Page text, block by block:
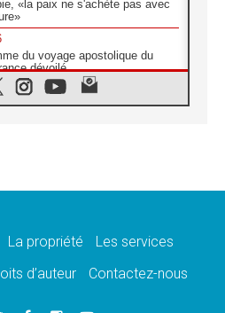
«la paix ne s'achète pas avec
du voyage apostolique du
dévoilé
continentale sur l'éducation
«dix jours de prière pour la
La propriété
Les services
d’auteur Contactez-nous